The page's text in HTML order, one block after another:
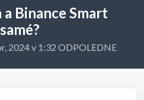
a Binance Smart
2024 v 1:32 ODPOLEDNE